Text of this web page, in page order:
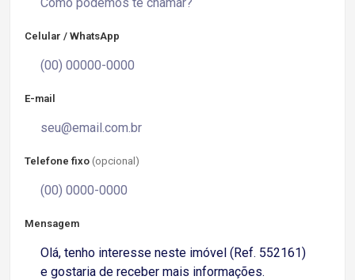
Celular / WhatsApp
E-mail
Telefone fixo (opcional)
Mensagem